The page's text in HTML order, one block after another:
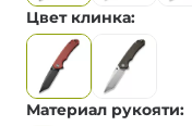
Цвет клинка
Материал рукояти